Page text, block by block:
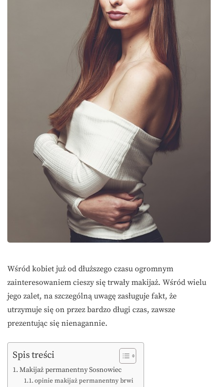
Wśród kobiet już od dłuższego czasu ogromnym
zainteresowaniem cieszy się trwały makijaż. Wśród wielu
jego zalet, na szczególną uwagę zasługuje fakt, że
utrzymuje się on przez bardzo długi czas, zawsze
prezentując się nienagannie.
Spis treści
Makijaż permanentny Sosnowiec
opinie makijaż permanentny brwi